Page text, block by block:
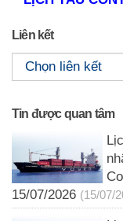
Liên kết
Tin được quan tâm
15/07/2026 (15/07/